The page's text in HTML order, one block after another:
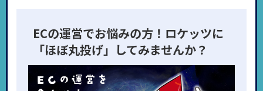
ECの運営でお悩みの方！ロケッツに
「ほぼ丸投げ」してみませんか？